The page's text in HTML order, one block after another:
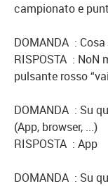
campionato e
DOMANDA :
RISPOSTA : NoN
pulsante rosso
DOMANDA : Su
(App, browser, ...)
RISPOSTA : App
DOMANDA : Su